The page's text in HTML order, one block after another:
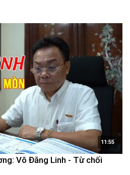
11:55
Võ Đăng Linh - Từ chối